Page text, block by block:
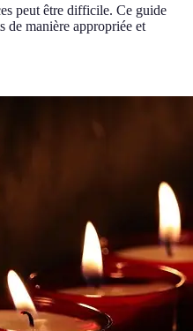
peut être difficile. Ce guide
de manière appropriée et